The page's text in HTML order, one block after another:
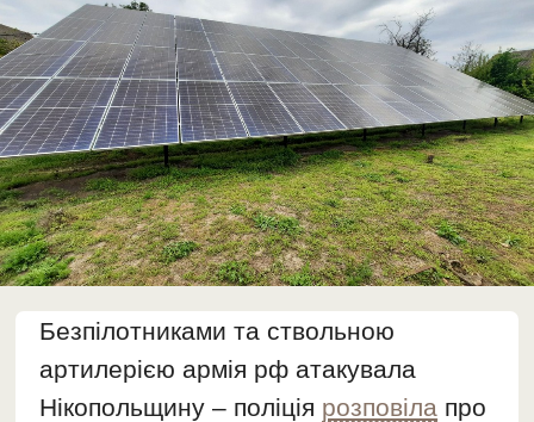
Безпілотниками та ствольною
артилерією армія рф атакувала
Нікопольщину – поліція розповіла про